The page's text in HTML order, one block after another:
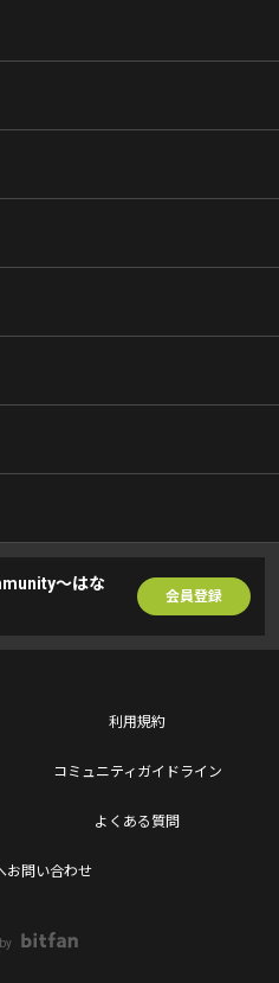
〜はな
会員登録
利用規約
コミュニティガイドライン
よくある質問
お問い合わせ